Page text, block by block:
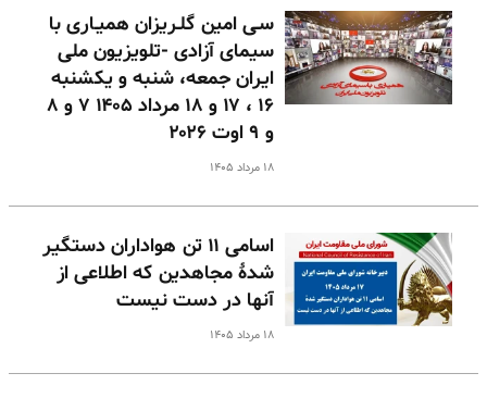
سـی امین گلـریزان همیـاری با
سیمای آزادی -تلویزیون ملی
ایران جمعه، شنبه و یکشنبه
۱۶ ، ۱۷ و ۱۸ مرداد ۱۴۰۵ ۷ و ۸
و ۹ اوت ۲۰۲۶
۱۸ مرداد ۱۴۰۵
اسامی ۱۱ تن هواداران دستگیر
شدهٔ مجاهدین که اطلاعی از
آنها در دست نیست
۱۸ مرداد ۱۴۰۵